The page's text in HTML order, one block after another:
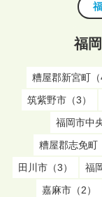
福
糟屋郡新宮町（
筑紫野市（3）
福岡市中
糟屋郡志免町
田川市（3）
福
嘉麻市（2）